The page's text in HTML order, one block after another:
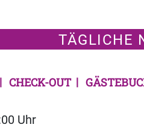
TÄGLICHE
CHECK-OUT
Uhr